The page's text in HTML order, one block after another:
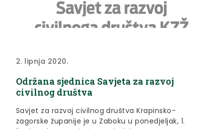
2. lipnja 2020.
Održana sjednica Savjeta za razvoj
civilnog društva
Savjet za razvoj civilnog društva Krapinsko-
zagorske županije je u Zaboku u ponedjeljak, 1.